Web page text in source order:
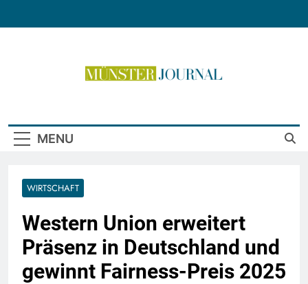
MENU
WIRTSCHAFT
Western Union erweitert
Präsenz in Deutschland und
gewinnt Fairness-Preis 2025